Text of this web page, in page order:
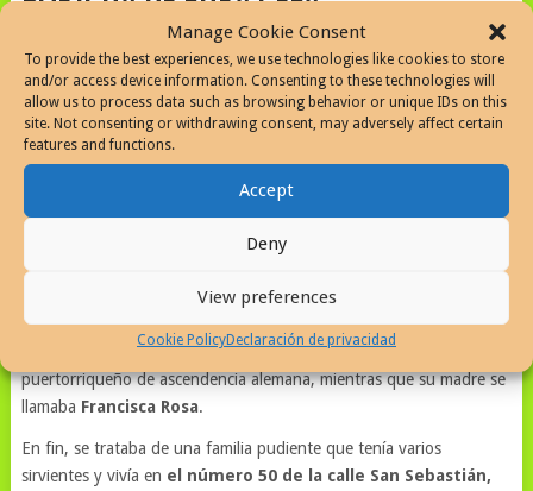
Manage Cookie Consent
To provide the best experiences, we use technologies like cookies to store
and/or access device information. Consenting to these technologies will
allow us to process data such as browsing behavior or unique IDs on this
site. Not consenting or withdrawing consent, may adversely affect certain
features and functions.
Accept
Deny
View preferences
Cookie PolicyDeclaración de privacidad
El punto es que este artista formidable, aunque perteneciente a un
campo popular en el cual por lo general no se reconocen a los
Nacido en Aguadilla el 10 de mayo de 1905 –hoy sábado hubiese
cumplido 110 años–,
era el menor
de una familia de seis hermanos y una hermana.
De acuerdo con la iluminadora páginapulpartists.com
especializada en destacar los logros de los dibujantes populares, su
Guillermo Schomburg, ingeniero civil y agrimensor, era
puertorriqueño de ascendencia alemana, mientras que su madre se
llamaba Francisca Rosa.
En fin, se trataba de una familia pudiente que tenía varios
sirvientes y vivía en el número 50 de la calle San Sebastián,